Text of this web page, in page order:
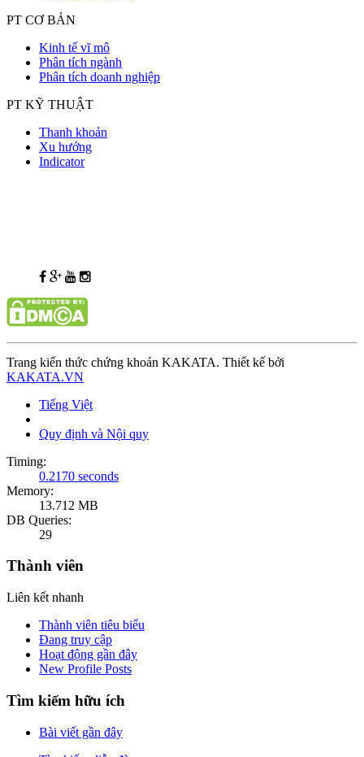
PT CƠ BẢN
Kinh tế vĩ mô
Phân tích ngành
Phân tích doanh nghiệp
PT KỸ THUẬT
Thanh khoản
Xu hướng
Indicator
Trang kiến thức chứng khoán KAKATA. Thiết kế bởi
KAKATA.VN
Tiếng Việt
Quy định và Nội quy
Timing:
0.2170 seconds
Memory:
13.712 MB
DB Queries:
29
Thành viên
Liên kết nhanh
Thành viên tiêu biểu
Đang truy cập
Hoạt động gần đây
New Profile Posts
Tìm kiếm hữu ích
Bài viết gần đây